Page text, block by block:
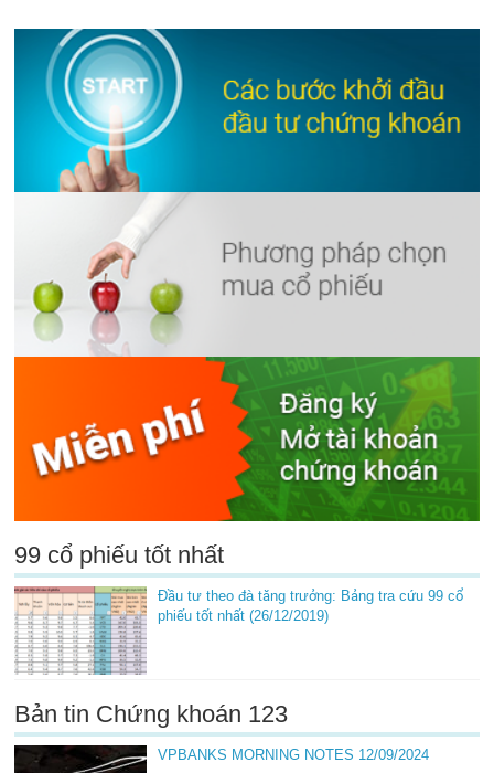
99 cổ phiếu tốt nhất
Đầu tư theo đà tăng trưởng: Bảng tra cứu 99 cổ
phiếu tốt nhất (26/12/2019)
Bản tin Chứng khoán 123
VPBANKS MORNING NOTES 12/09/2024